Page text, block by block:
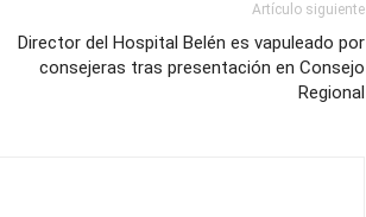
Artículo siguiente
Director del Hospital Belén es vapuleado por
consejeras tras presentación en Consejo
Regional